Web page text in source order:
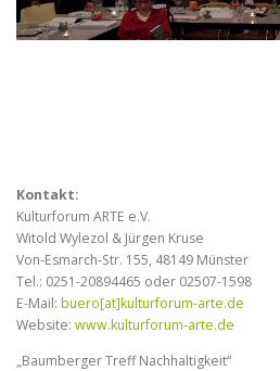
Kontakt:
Kulturforum ARTE e.V.
Witold Wylezol & Jürgen Kruse
Von-Esmarch-Str. 155, 48149 Münster
Tel.: 0251-20894465 oder 02507-1598
E-Mail: buero[at]kulturforum-arte.de
Website: www.kulturforum-arte.de
„Baumberger Treff Nachhaltigkeit“